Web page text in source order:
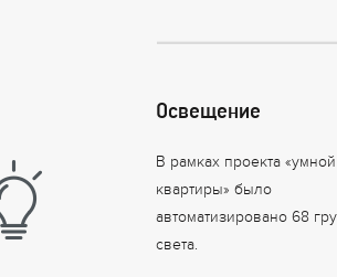
Освещение
В рамках проекта «умной
квартиры» было
автоматизировано 68
света.